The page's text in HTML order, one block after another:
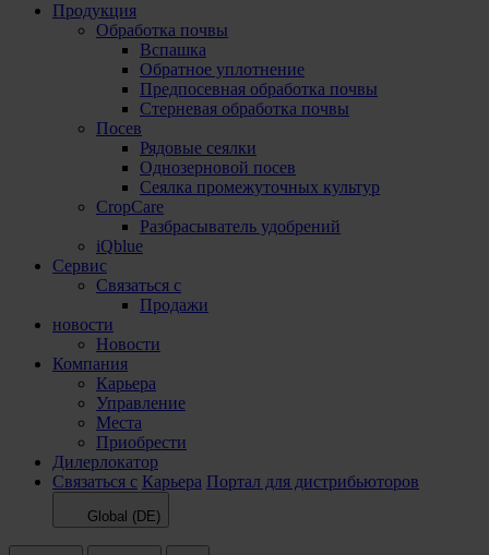
Продукция
Обработка почвы
Вспашка
Обратное уплотнение
Предпосевная обработка почвы
Стерневая обработка почвы
Посев
Рядовые сеялки
Однозерновой посев
Сеялка промежуточных культур
CropCare
Разбрасыватель удобрений
iQblue
Сервис
Связаться с
Продажи
новости
Новости
Компания
Карьера
Управление
Места
Приобрести
Дилерлокатор
Связаться с Карьера Портал для дистрибьюторов
Global (DE)